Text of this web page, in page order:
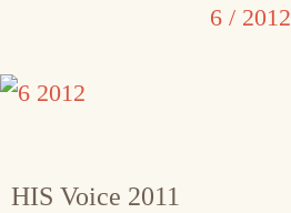
6 / 2012
HIS Voice 2011